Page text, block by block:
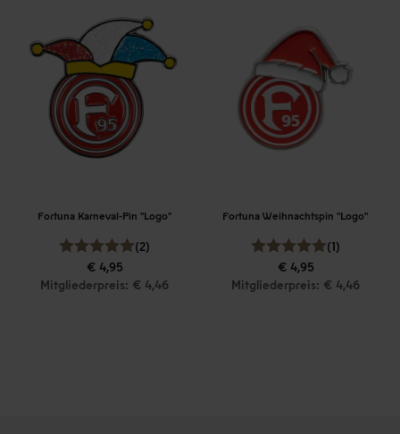
Fortuna Karneval-Pin "Logo"
(2)
€ 4,95
Mitgliederpreis: € 4,46
Fortuna Weihnachtspin "Logo"
(1)
€ 4,95
Mitgliederpreis: € 4,46